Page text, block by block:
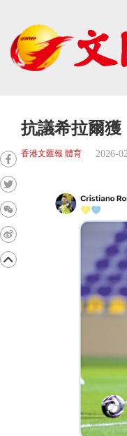
抗議希拉爾獲
香港文匯報 體育 2026-